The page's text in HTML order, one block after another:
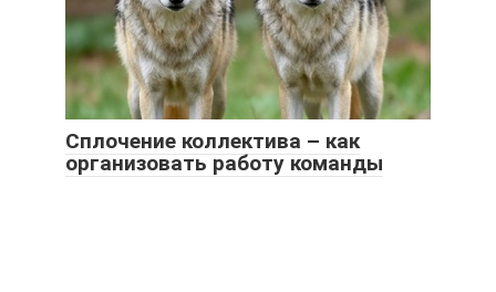
Сплочение коллектива – как
организовать работу команды